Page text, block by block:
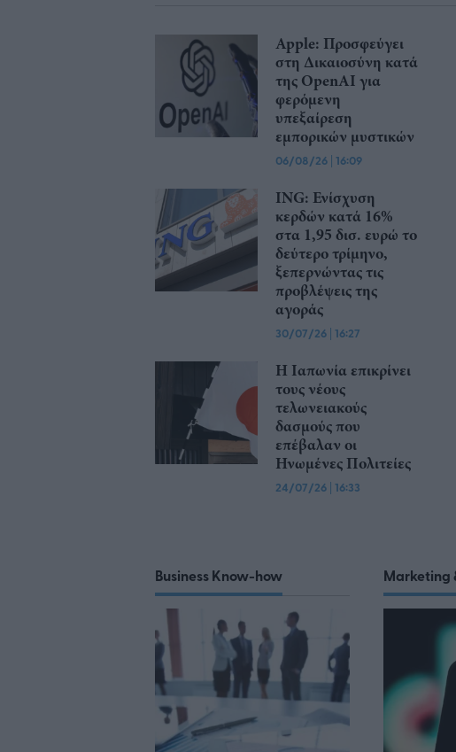
Apple: Προσφεύγει
στη Δικαιοσύνη κατά
της OpenAI για
φερόμενη
υπεξαίρεση
εμπορικών μυστικών
06/08/26 | 16:09
ING: Ενίσχυση
κερδών κατά 16%
στα 1,95 δισ. ευρώ το
δεύτερο τρίμηνο,
ξεπερνώντας τις
προβλέψεις της
αγοράς
30/07/26 | 16:27
Η Ιαπωνία επικρίνει
τους νέους
τελωνειακούς
δασμούς που
επέβαλαν οι
Ηνωμένες Πολιτείες
24/07/26 | 16:33
Business Know-how Marketing